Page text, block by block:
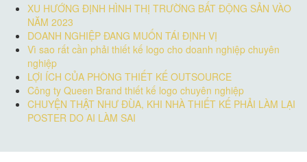
XU HƯỚNG ĐỊNH HÌNH THỊ TRƯỜNG BẤT ĐỘNG SẢN VÀO
NĂM 2023
DOANH NGHIỆP ĐANG MUỐN TÁI ĐỊNH VỊ
Vì sao rất cần phải thiết kế logo cho doanh nghiệp chuyên
nghiệp
LỢI ÍCH CỦA PHÒNG THIẾT KẾ OUTSOURCE
Công ty Queen Brand thiết kế logo chuyên nghiệp
CHUYỆN THẬT NHƯ ĐÙA, KHI NHÀ THIẾT KẾ PHẢI LÀM LẠI
POSTER DO AI LÀM SAI